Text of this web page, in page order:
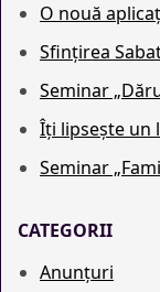
O nouă
Sfințirea
Seminar
Îți lipsește un
Seminar
CATEGORII
Anunțuri